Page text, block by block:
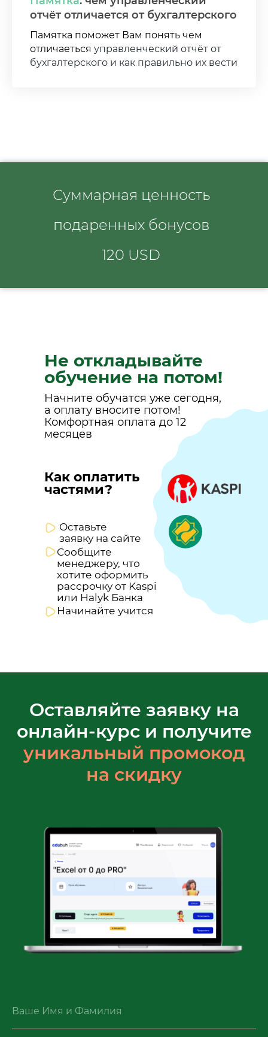
отчёт отличается от бухгалтерского
Памятка поможет Вам понять чем
отличаеться управленческий отчёт от
бухгалтерского и как правильно их вести
Суммарная ценность
подаренных бонусов
120 USD
Не откладывайте
обучение на потом!
Начните обучатся уже сегодня,
а оплату вносите потом!
Комфортная оплата до 12
месяцев
Как оплатить
частями?
Оставьте
заявку на сайте
Сообщите
менеджеру, что
хотите оформить
рассрочку от Kaspi
или Halyk Банка
Начинайте учится
Оставляйте заявку на
онлайн-курс и получите
уникальный промокод
на скидку